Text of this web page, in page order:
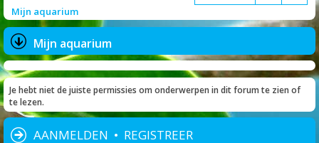
Mijn aquarium
Mijn aquarium
Je hebt niet de juiste permissies om onderwerpen in dit forum te zien of
te lezen.
AANMELDEN • REGISTREER